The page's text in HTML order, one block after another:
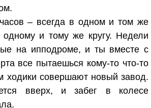
– всегда в одном и том же
одному и тому же кругу. Недели
на ипподроме, и ты вместе с
все пытаешься кому-то что-то
ходики совершают новый завод.
вверх, и забег в колесе